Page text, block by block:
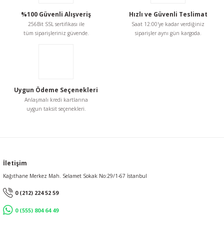
%100 Güvenli Alışveriş
256Bit SSL sertifikası ile
tüm siparişleriniz güvende.
Hızlı ve Güvenli Teslimat
Saat 12:00'ye kadar verdiğiniz
siparişler aynı gün kargoda.
Uygun Ödeme Seçenekleri
Anlaşmalı kredi kartlarına
uygun taksit seçenekleri.
İletişim
Kağıthane Merkez Mah. Selamet Sokak No:29/1-67 İstanbul
0 (212) 224 52 59
0 (555) 804 64 49